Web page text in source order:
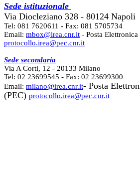
Sede istituzionale
Via Diocleziano 328 - 80124 Napoli
Tel: 081 7620611 - Fax: 081 5705734
Email: mbox@irea.cnr.it - Posta
protocollo.irea@pec.cnr.it
Sede secondaria
Via A Corti, 12 - 20133 Milano
Tel: 02 23699545 - Fax: 02 23699300
Email: milano@irea.cnr.it- Posta
(PEC) protocollo.irea@pec.cnr.it